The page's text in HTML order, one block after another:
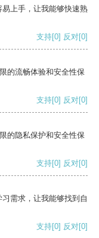
上手，让我能够快速熟
支持[0] 反对[0]
的流畅体验和安全性保
支持[0] 反对[0]
的隐私保护和安全性保
支持[0] 反对[0]
需求，让我能够找到自
支持[0] 反对[0]